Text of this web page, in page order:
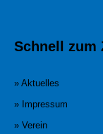
Schnell zum
» Aktuelles
» Impressum
» Verein